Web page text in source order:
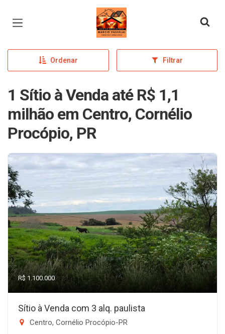
Página inicial
Ordenar Filtrar
1 Sítio à Venda até R$ 1,1
milhão em Centro, Cornélio
Procópio, PR
R$ 1.100.000
Sítio à Venda com 3 alq. paulista
Centro, Cornélio Procópio-PR